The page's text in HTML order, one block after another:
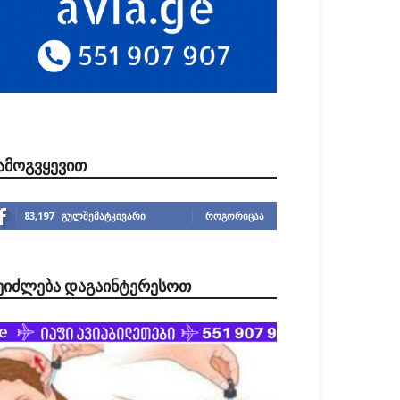
83,197 გულშემატკივარი ᲠᲝᲒᲝᲠᲘᲪᲐᲐ
ᲓᲐᲒᲐᲘᲜᲢᲔᲠᲔᲡᲝᲗ